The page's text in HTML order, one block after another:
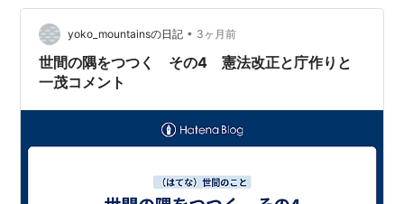
yoko_mountainsの日記 • 3ヶ月前
世間の隅をつつく その4 憲法改正と庁作りと
一茂コメント